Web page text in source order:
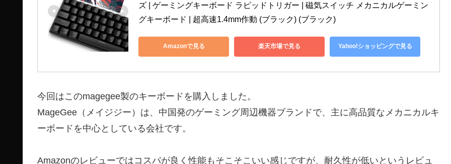
ズ | ゲーミングキーボード ラピッドトリガー | 磁気スイッチ メカニカルゲーミン
グキーボード | 超高速1.4mm作動 (ブラック) (ブラック)
Amazonで見る 楽天市場で見る Yahoo!ショッピングで見る
今回はこのmagegee製のキーボードを購入しました。
MageGee（メイジジー）は、中国発のゲーミング周辺機器ブランドで、主に高品質なメカニカルキ
ーボードを中心としている会社です。
Amazonのレビューではコスパが良く性能もそこそこいい感じですが、耐久性が低いというレビュ